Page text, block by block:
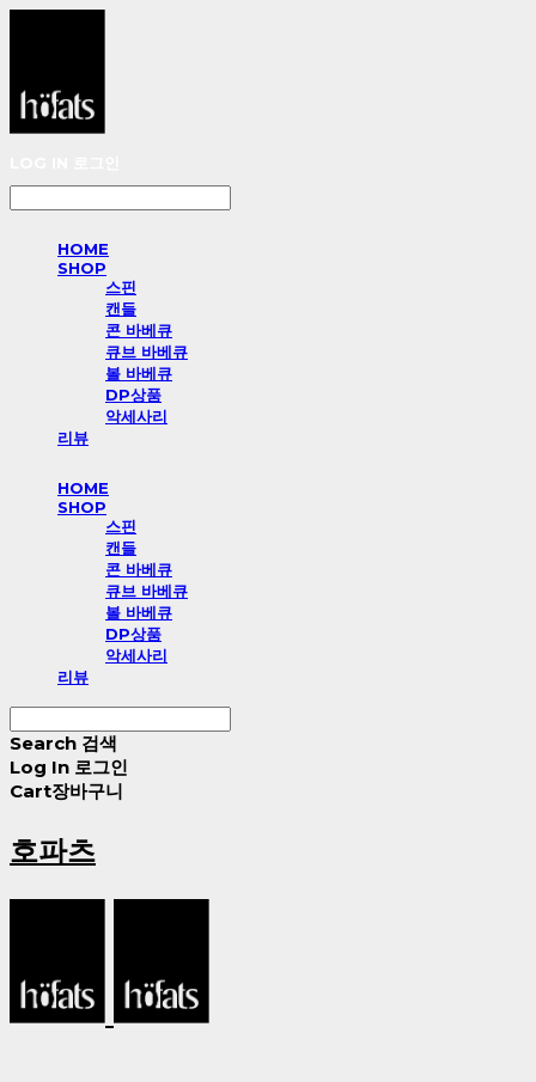
HOME
SHOP
스핀
캔들
콘 바베큐
큐브 바베큐
볼 바베큐
DP상품
악세사리
리뷰
HOME
SHOP
스핀
캔들
콘 바베큐
큐브 바베큐
볼 바베큐
DP상품
악세사리
리뷰
Search 검색
Log In 로그인
Cart장바구니
호파츠